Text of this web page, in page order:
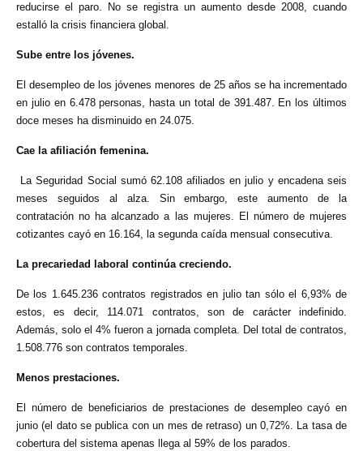
reducirse el paro. No se registra un aumento desde 2008, cuando
estalló la crisis financiera global.
Sube entre los jóvenes.
El desempleo de los jóvenes menores de 25 años se ha incrementado
en julio en 6.478 personas, hasta un total de 391.487. En los últimos
doce meses ha disminuido en 24.075.
Cae la afiliación femenina.
La Seguridad Social sumó 62.108 afiliados en julio y encadena seis
meses seguidos al alza. Sin embargo, este aumento de la
contratación no ha alcanzado a las mujeres. El número de mujeres
cotizantes cayó en 16.164, la segunda caída mensual consecutiva.
La precariedad laboral continúa creciendo.
De los 1.645.236 contratos registrados en julio tan sólo el 6,93% de
estos, es decir, 114.071 contratos, son de carácter indefinido.
Además, solo el 4% fueron a jornada completa. Del total de contratos,
1.508.776 son contratos temporales.
Menos prestaciones.
El número de beneficiarios de prestaciones de desempleo cayó en
junio (el dato se publica con un mes de retraso) un 0,72%. La tasa de
cobertura del sistema apenas llega al 59% de los parados.